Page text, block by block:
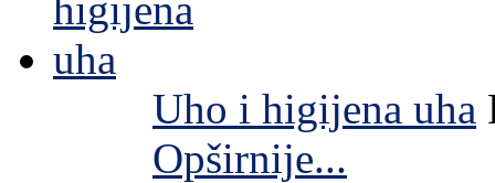
Uho i higijena uha
Opširnije...